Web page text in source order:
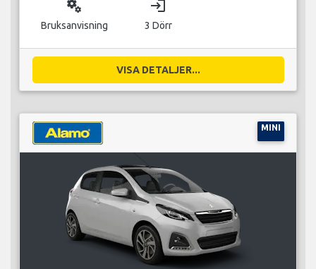
miscellaneous_services
Bruksanvisning
login
3 Dörr
VISA DETALJER...
MINI